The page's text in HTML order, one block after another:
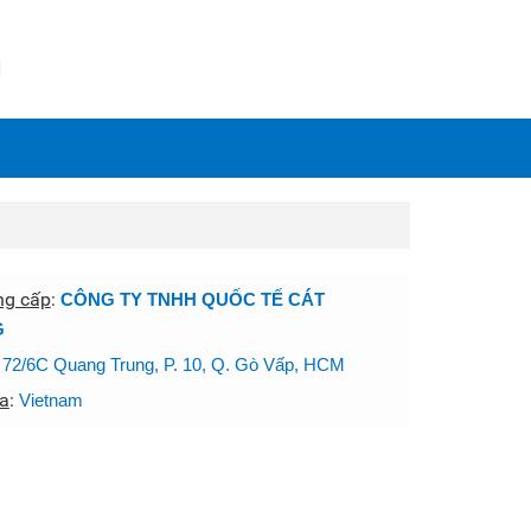
cấp: CÔNG TY TNHH QUỐC TẾ CÁT
72/6C Quang Trung, P. 10, Q. Gò Vấp, HCM
: Vietnam